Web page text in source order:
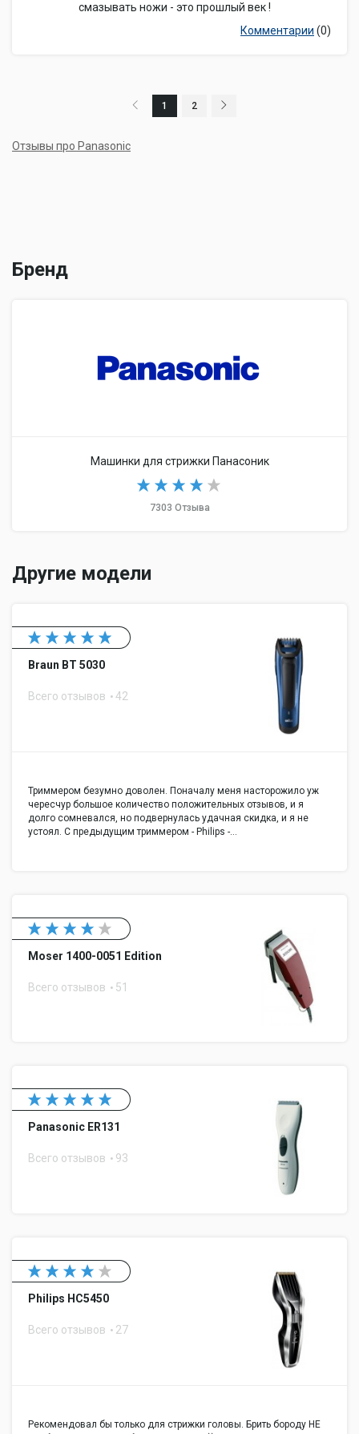
смазывать ножи - это прошлый век !
Комментарии (0)
1 2
Отзывы про Panasonic
Бренд
Машинки для стрижки Панасоник
7303 Отзыва
Другие модели
Braun BT 5030
Всего отзывов 42
Триммером безумно доволен. Поначалу меня насторожило уж
чересчур большое количество положительных отзывов, и я
долго сомневался, но подвернулась удачная скидка, и я не
устоял. С предыдущим триммером - Philips -…
Moser 1400-0051 Edition
Всего отзывов 51
Panasonic ER131
Всего отзывов 93
Philips HC5450
Всего отзывов 27
Рекомендовал бы только для стрижки головы. Брить бороду НЕ